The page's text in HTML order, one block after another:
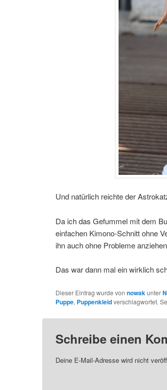
Und natürlich reichte der
Da ich das Gefummel mit dem
einfachen Kimono-Schnitt ohne
ihn auch ohne Probleme
Das war dann mal ein wirklich
Dieser Eintrag wurde von nowak unter
Puppe, Puppenkleidverschlagwortet.
Schreibe einen
Deine E-Mail-Adresse wird nicht